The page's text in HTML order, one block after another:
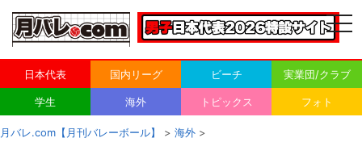
日本代表 国内リーグ ビーチ 実業団/クラブ
学生 海外 トピックス フォト
月バレ.com【月刊バレーボール】 > 海外 >